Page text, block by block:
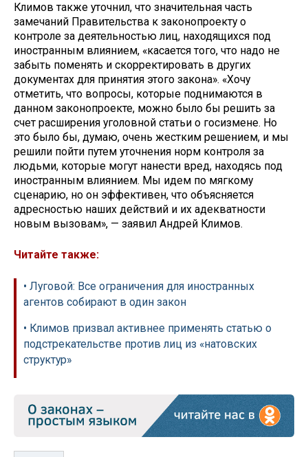
Климов также уточнил, что значительная часть
замечаний Правительства к законопроекту о
контроле за деятельностью лиц, находящихся под
иностранным влиянием, «касается того, что надо не
забыть поменять и скорректировать в других
документах для принятия этого закона». «Хочу
отметить, что вопросы, которые поднимаются в
данном законопроекте, можно было бы решить за
счет расширения уголовной статьи о госизмене. Но
это было бы, думаю, очень жестким решением, и мы
решили пойти путем уточнения норм контроля за
людьми, которые могут нанести вред, находясь под
иностранным влиянием. Мы идем по мягкому
сценарию, но он эффективен, что объясняется
адресностью наших действий и их адекватности
новым вызовам», — заявил Андрей Климов.
Читайте также:
• Луговой: Все ограничения для иностранных
агентов собирают в один закон
• Климов призвал активнее применять статью о
подстрекательстве против лиц из «натовских
структур»